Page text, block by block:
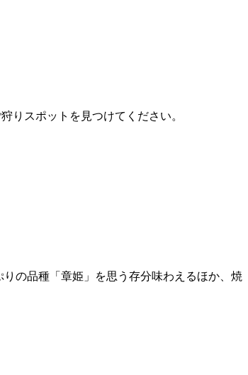
りスポットを見つけてください。
の品種「章姫」を思う存分味わえるほか、焼